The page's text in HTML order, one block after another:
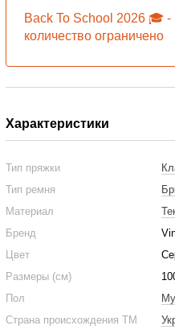
Back To School 2026 🎓 -
количество ограничено
Характеристики
Тип пряжки
Тип ремня
Материал
Бренд
Цвет
Размеры (см)
Пол
Страна происхождения ТМ